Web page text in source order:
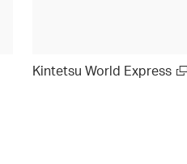
Kintetsu World Express